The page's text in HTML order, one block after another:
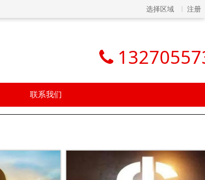
选择区域 注册
联系我们